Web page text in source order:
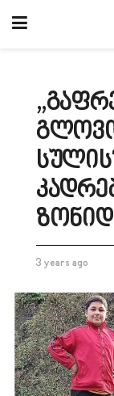
3 years ago